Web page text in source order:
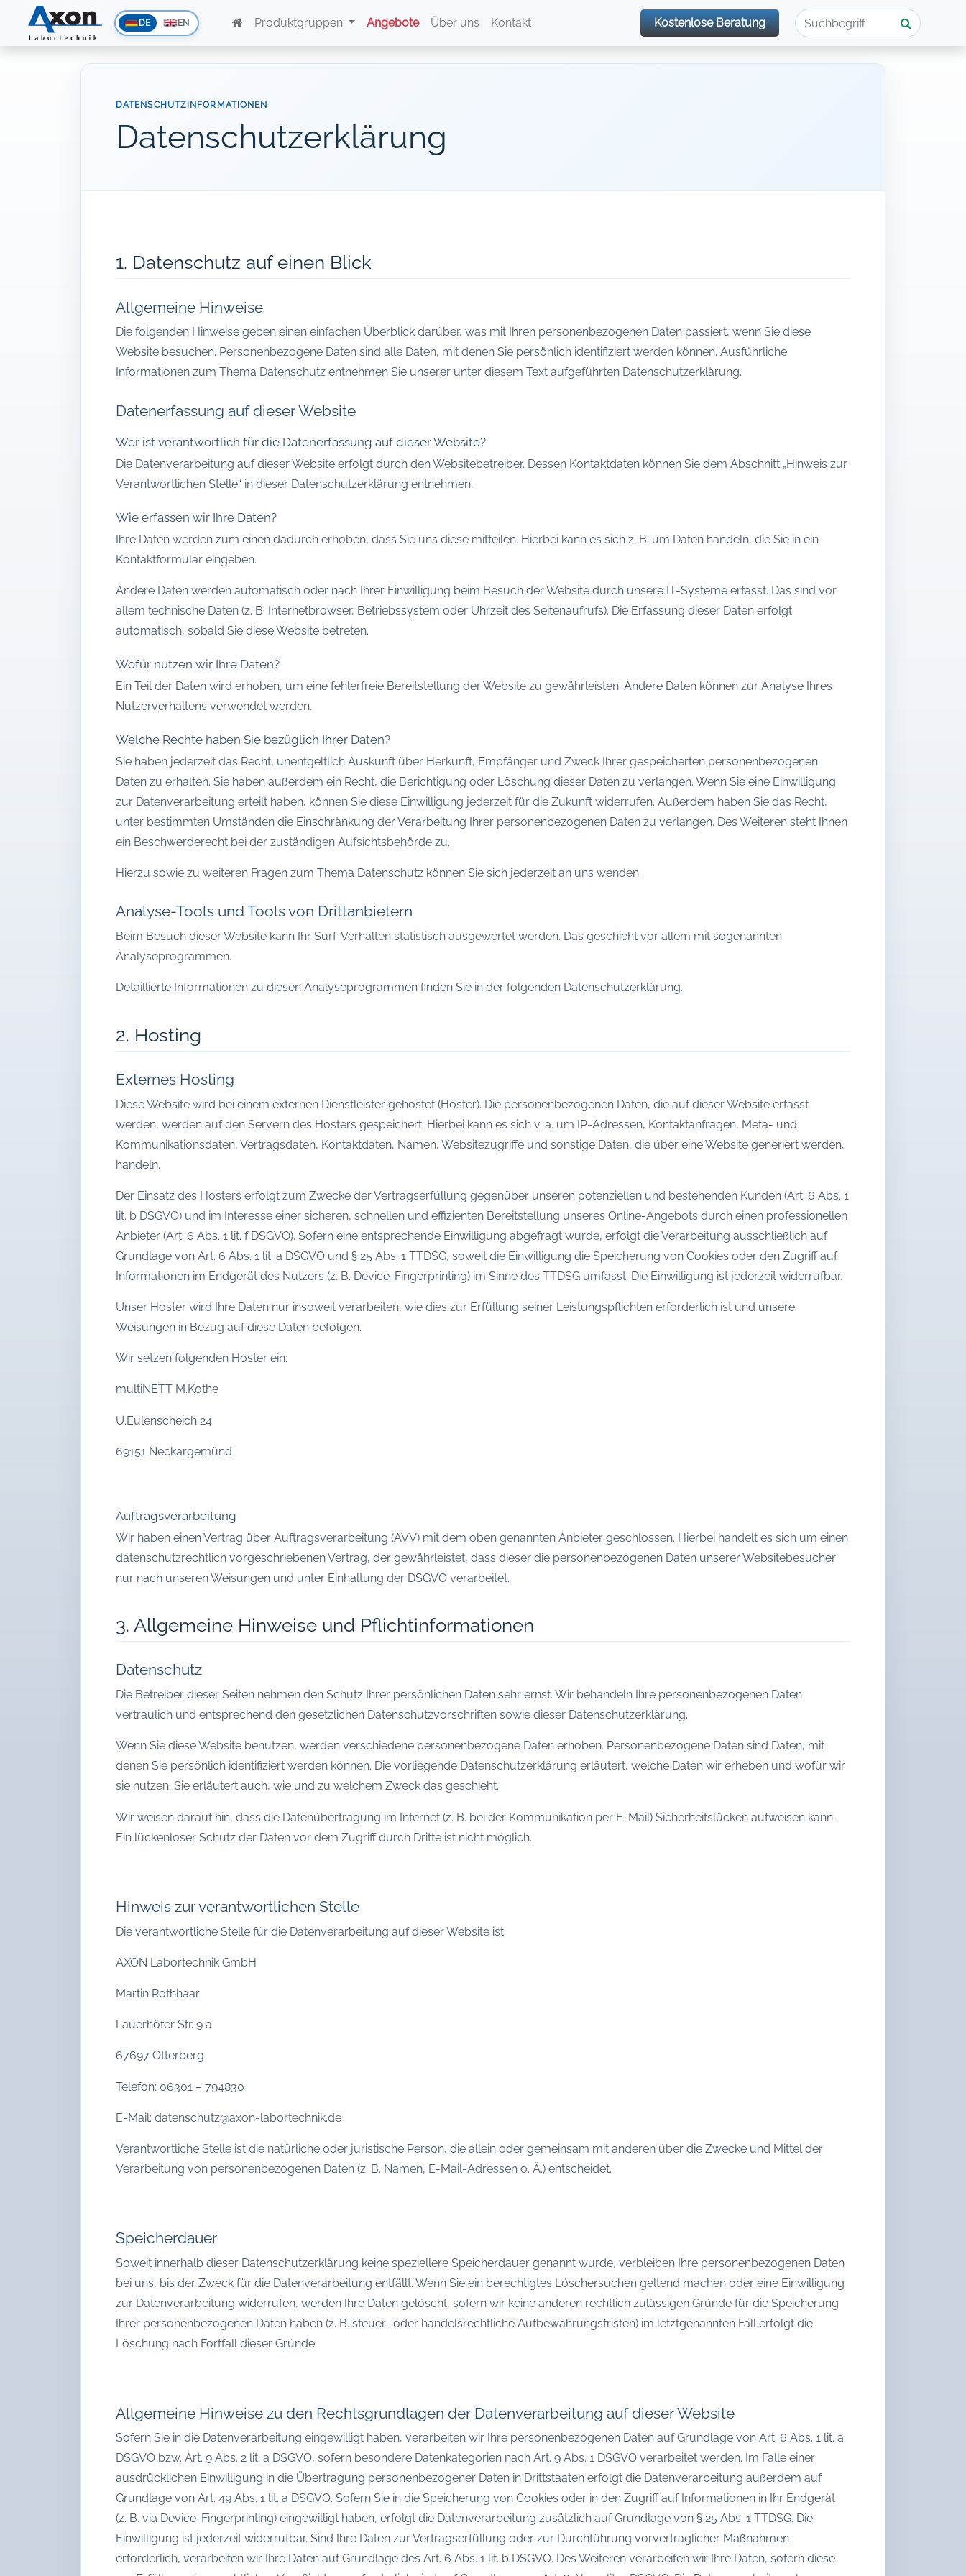
DE EN Produktgruppen Angebote Über uns Kontakt Kostenlose Beratung
DATENSCHUTZINFORMATIONEN
Datenschutzerklärung
1. Datenschutz auf einen Blick
Allgemeine Hinweise
Die folgenden Hinweise geben einen einfachen Überblick darüber, was mit Ihren personenbezogenen Daten passiert, wenn Sie diese
Website besuchen. Personenbezogene Daten sind alle Daten, mit denen Sie persönlich identifiziert werden können. Ausführliche
Informationen zum Thema Datenschutz entnehmen Sie unserer unter diesem Text aufgeführten Datenschutzerklärung.
Datenerfassung auf dieser Website
Wer ist verantwortlich für die Datenerfassung auf dieser Website?
Die Datenverarbeitung auf dieser Website erfolgt durch den Websitebetreiber. Dessen Kontaktdaten können Sie dem Abschnitt „Hinweis zur
Verantwortlichen Stelle“ in dieser Datenschutzerklärung entnehmen.
Wie erfassen wir Ihre Daten?
Ihre Daten werden zum einen dadurch erhoben, dass Sie uns diese mitteilen. Hierbei kann es sich z. B. um Daten handeln, die Sie in ein
Kontaktformular eingeben.
Andere Daten werden automatisch oder nach Ihrer Einwilligung beim Besuch der Website durch unsere IT-Systeme erfasst. Das sind vor
allem technische Daten (z. B. Internetbrowser, Betriebssystem oder Uhrzeit des Seitenaufrufs). Die Erfassung dieser Daten erfolgt
automatisch, sobald Sie diese Website betreten.
Wofür nutzen wir Ihre Daten?
Ein Teil der Daten wird erhoben, um eine fehlerfreie Bereitstellung der Website zu gewährleisten. Andere Daten können zur Analyse Ihres
Nutzerverhaltens verwendet werden.
Welche Rechte haben Sie bezüglich Ihrer Daten?
Sie haben jederzeit das Recht, unentgeltlich Auskunft über Herkunft, Empfänger und Zweck Ihrer gespeicherten personenbezogenen
Daten zu erhalten. Sie haben außerdem ein Recht, die Berichtigung oder Löschung dieser Daten zu verlangen. Wenn Sie eine Einwilligung
zur Datenverarbeitung erteilt haben, können Sie diese Einwilligung jederzeit für die Zukunft widerrufen. Außerdem haben Sie das Recht,
unter bestimmten Umständen die Einschränkung der Verarbeitung Ihrer personenbezogenen Daten zu verlangen. Des Weiteren steht Ihnen
ein Beschwerderecht bei der zuständigen Aufsichtsbehörde zu.
Hierzu sowie zu weiteren Fragen zum Thema Datenschutz können Sie sich jederzeit an uns wenden.
Analyse-Tools und Tools von Dritt­anbietern
Beim Besuch dieser Website kann Ihr Surf-Verhalten statistisch ausgewertet werden. Das geschieht vor allem mit sogenannten
Analyseprogrammen.
Detaillierte Informationen zu diesen Analyseprogrammen finden Sie in der folgenden Datenschutzerklärung.
2. Hosting
Externes Hosting
Diese Website wird bei einem externen Dienstleister gehostet (Hoster). Die personenbezogenen Daten, die auf dieser Website erfasst
werden, werden auf den Servern des Hosters gespeichert. Hierbei kann es sich v. a. um IP-Adressen, Kontaktanfragen, Meta- und
Kommunikationsdaten, Vertragsdaten, Kontaktdaten, Namen, Websitezugriffe und sonstige Daten, die über eine Website generiert werden,
handeln.
Der Einsatz des Hosters erfolgt zum Zwecke der Vertragserfüllung gegenüber unseren potenziellen und bestehenden Kunden (Art. 6 Abs. 1
lit. b DSGVO) und im Interesse einer sicheren, schnellen und effizienten Bereitstellung unseres Online-Angebots durch einen professionellen
Anbieter (Art. 6 Abs. 1 lit. f DSGVO). Sofern eine entsprechende Einwilligung abgefragt wurde, erfolgt die Verarbeitung ausschließlich auf
Grundlage von Art. 6 Abs. 1 lit. a DSGVO und § 25 Abs. 1 TTDSG, soweit die Einwilligung die Speicherung von Cookies oder den Zugriff auf
Informationen im Endgerät des Nutzers (z. B. Device-Fingerprinting) im Sinne des TTDSG umfasst. Die Einwilligung ist jederzeit widerrufbar.
Unser Hoster wird Ihre Daten nur insoweit verarbeiten, wie dies zur Erfüllung seiner Leistungspflichten erforderlich ist und unsere
Weisungen in Bezug auf diese Daten befolgen.
Wir setzen folgenden Hoster ein:
multiNETT M.Kothe
U.Eulenscheich 24
69151 Neckargemünd
Auftragsverarbeitung
Wir haben einen Vertrag über Auftragsverarbeitung (AVV) mit dem oben genannten Anbieter geschlossen. Hierbei handelt es sich um einen
datenschutzrechtlich vorgeschriebenen Vertrag, der gewährleistet, dass dieser die personenbezogenen Daten unserer Websitebesucher
nur nach unseren Weisungen und unter Einhaltung der DSGVO verarbeitet.
3. Allgemeine Hinweise und Pflicht­informationen
Datenschutz
Die Betreiber dieser Seiten nehmen den Schutz Ihrer persönlichen Daten sehr ernst. Wir behandeln Ihre personenbezogenen Daten
vertraulich und entsprechend den gesetzlichen Datenschutzvorschriften sowie dieser Datenschutzerklärung.
Wenn Sie diese Website benutzen, werden verschiedene personenbezogene Daten erhoben. Personenbezogene Daten sind Daten, mit
denen Sie persönlich identifiziert werden können. Die vorliegende Datenschutzerklärung erläutert, welche Daten wir erheben und wofür wir
sie nutzen. Sie erläutert auch, wie und zu welchem Zweck das geschieht.
Wir weisen darauf hin, dass die Datenübertragung im Internet (z. B. bei der Kommunikation per E-Mail) Sicherheitslücken aufweisen kann.
Ein lückenloser Schutz der Daten vor dem Zugriff durch Dritte ist nicht möglich.
Hinweis zur verantwortlichen Stelle
Die verantwortliche Stelle für die Datenverarbeitung auf dieser Website ist:
AXON Labortechnik GmbH
Martin Rothhaar
Lauerhöfer Str. 9 a
67697 Otterberg
Telefon: 06301 – 794830
E-Mail: datenschutz@axon-labortechnik.de
Verantwortliche Stelle ist die natürliche oder juristische Person, die allein oder gemeinsam mit anderen über die Zwecke und Mittel der
Verarbeitung von personenbezogenen Daten (z. B. Namen, E-Mail-Adressen o. Ä.) entscheidet.
Speicherdauer
Soweit innerhalb dieser Datenschutzerklärung keine speziellere Speicherdauer genannt wurde, verbleiben Ihre personenbezogenen Daten
bei uns, bis der Zweck für die Datenverarbeitung entfällt. Wenn Sie ein berechtigtes Löschersuchen geltend machen oder eine Einwilligung
zur Datenverarbeitung widerrufen, werden Ihre Daten gelöscht, sofern wir keine anderen rechtlich zulässigen Gründe für die Speicherung
Ihrer personenbezogenen Daten haben (z. B. steuer- oder handelsrechtliche Aufbewahrungsfristen) im letztgenannten Fall erfolgt die
Löschung nach Fortfall dieser Gründe.
Allgemeine Hinweise zu den Rechtsgrundlagen der Datenverarbeitung auf dieser Website
Sofern Sie in die Datenverarbeitung eingewilligt haben, verarbeiten wir Ihre personenbezogenen Daten auf Grundlage von Art. 6 Abs. 1 lit. a
DSGVO bzw. Art. 9 Abs. 2 lit. a DSGVO, sofern besondere Datenkategorien nach Art. 9 Abs. 1 DSGVO verarbeitet werden. Im Falle einer
ausdrücklichen Einwilligung in die Übertragung personenbezogener Daten in Drittstaaten erfolgt die Datenverarbeitung außerdem auf
Grundlage von Art. 49 Abs. 1 lit. a DSGVO. Sofern Sie in die Speicherung von Cookies oder in den Zugriff auf Informationen in Ihr Endgerät
(z. B. via Device-Fingerprinting) eingewilligt haben, erfolgt die Datenverarbeitung zusätzlich auf Grundlage von § 25 Abs. 1 TTDSG. Die
Einwilligung ist jederzeit widerrufbar. Sind Ihre Daten zur Vertragserfüllung oder zur Durchführung vorvertraglicher Maßnahmen
erforderlich, verarbeiten wir Ihre Daten auf Grundlage des Art. 6 Abs. 1 lit. b DSGVO. Des Weiteren verarbeiten wir Ihre Daten, sofern diese